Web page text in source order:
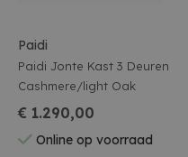
Paidi
Paidi Jonte Kast 3 Deuren
Cashmere/light Oak
€ 1.290,00
Online op voorraad